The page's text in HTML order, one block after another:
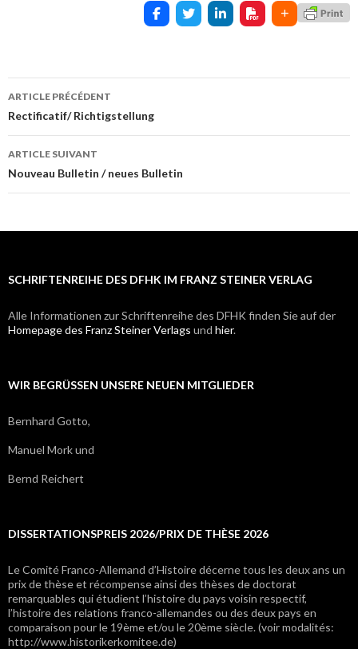
Navigation
des
articles
ARTICLE PRÉCÉDENT
Rectificatif/ Richtigstellung
ARTICLE SUIVANT
Nouveau Bulletin / neues Bulletin
SCHRIFTENREIHE DES DFHK IM FRANZ STEINER VERLAG
Alle Informationen zur Schriftenreihe des DFHK finden Sie auf der
Homepage des Franz Steiner Verlags und hier.
WIR BEGRÜSSEN UNSERE NEUEN MITGLIEDER
Bernhard Gotto,
Manuel Mork und
Bernd Reichert
DISSERTATIONSPREIS 2026/PRIX DE THÈSE 2026
Le Comité Franco-Allemand d’Histoire décerne tous les deux ans un
prix de thèse et récompense ainsi des thèses de doctorat
remarquables qui étudient l’histoire du pays voisin respectif,
l’histoire des relations franco-allemandes ou des deux pays en
comparaison pour le 19ème et/ou le 20ème siècle. (voir modalités:
http://www.historikerkomitee.de)